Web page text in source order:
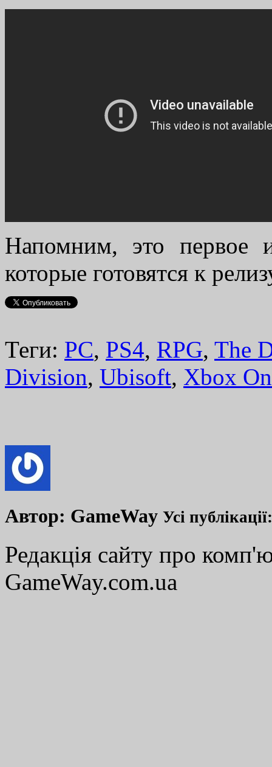
Напомним, это первое
которые готовятся к
Теги: PC, PS4, RPG, The
Division, Ubisoft, Xbox
Автор: GameWay Усі
Редакція сайту про
GameWay.com.ua